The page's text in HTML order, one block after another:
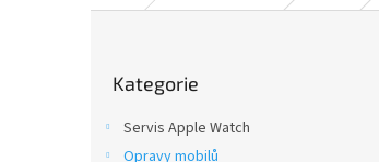
kategorie
Kategorie
Servis Apple Watch
Opravy mobilů